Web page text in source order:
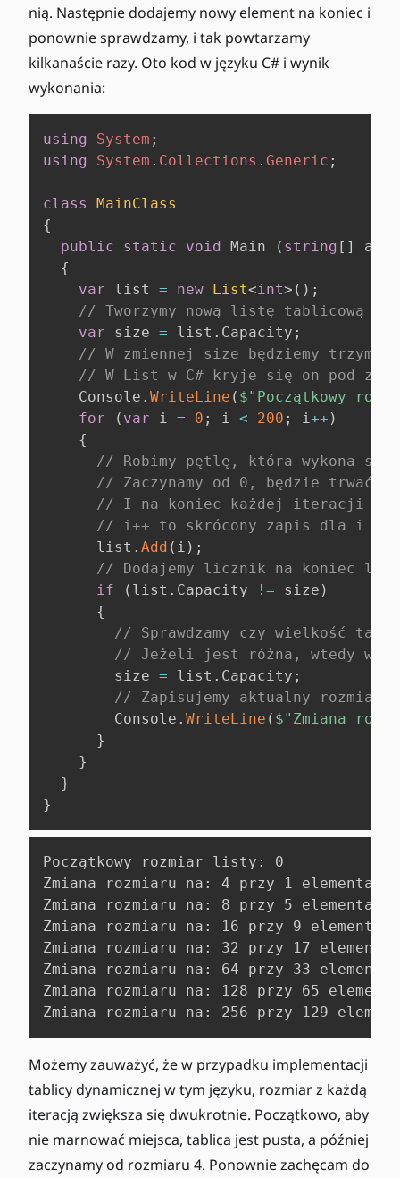
nią. Następnie dodajemy nowy element na koniec i
ponownie sprawdzamy, i tak powtarzamy
kilkanaście razy. Oto kod w języku C# i wynik
wykonania:
using System ;
using
System . Collections . Generic ;
class
MainClass
{
public
static void Main ( string [ ]
args
{
var list = new List<int> ( ) ;
// Tworzymy nową listę tablicową
var size = list . Capacity ;
// W zmiennej size będziemy
// W List w C# kryje się on pod
    Console
. WriteLine ( $"Początkowy
for
( var i = 0 ; i < 200 ; i ++ )
{
// Robimy pętlę, która wykona się
// Zaczynamy od 0, będzie trwać
// I na koniec każdej iteracji
// i++ to skrócony zapis dla i =
      list
. Add ( i ) ;
// Dodajemy licznik na koniec
if
( list . Capacity != size )
{
// Sprawdzamy czy wielkość
// Jeżeli jest różna, wtedy
        size
= list . Capacity ;
// Zapisujemy aktualny rozmiar
        Console
. WriteLine ( $"Zmiana
}
}
}
}
Początkowy rozmiar listy: 0
Zmiana rozmiaru na: 4 przy 1 elementach
Zmiana rozmiaru na: 8 przy 5 elementach
Zmiana rozmiaru na: 16 przy 9 elementach
Zmiana rozmiaru na: 32 przy 17
Zmiana rozmiaru na: 64 przy 33
Zmiana rozmiaru na: 128 przy 65
Zmiana rozmiaru na: 256 przy 129
Możemy zauważyć, że w przypadku implementacji
tablicy dynamicznej w tym języku, rozmiar z każdą
iteracją zwiększa się dwukrotnie. Początkowo, aby
nie marnować miejsca, tablica jest pusta, a później
zaczynamy od rozmiaru 4. Ponownie zachęcam do